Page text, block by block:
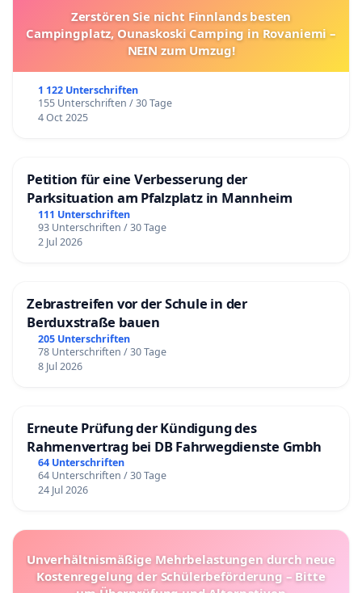
Zerstören Sie nicht Finnlands besten
Campingplatz, Ounaskoski Camping in Rovaniemi –
NEIN zum Umzug!
1 122 Unterschriften
155 Unterschriften / 30 Tage
4 Oct 2025
Petition für eine Verbesserung der
Parksituation am Pfalzplatz in Mannheim
111 Unterschriften
93 Unterschriften / 30 Tage
2 Jul 2026
Zebrastreifen vor der Schule in der
Berduxstraße bauen
205 Unterschriften
78 Unterschriften / 30 Tage
8 Jul 2026
Erneute Prüfung der Kündigung des
Rahmenvertrag bei DB Fahrwegdienste Gmbh
64 Unterschriften
64 Unterschriften / 30 Tage
24 Jul 2026
Unverhältnismäßige Mehrbelastungen durch neue
Kostenregelung der Schülerbeförderung – Bitte